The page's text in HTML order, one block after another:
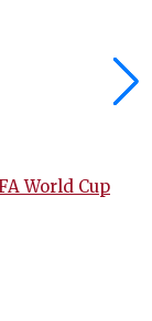
World Cup